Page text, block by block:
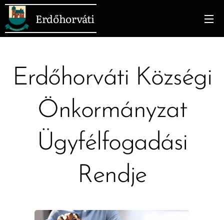
Erdőhorváti
Erdőhorváti Községi
Önkormányzat
Ügyfélfogadási
Rendje